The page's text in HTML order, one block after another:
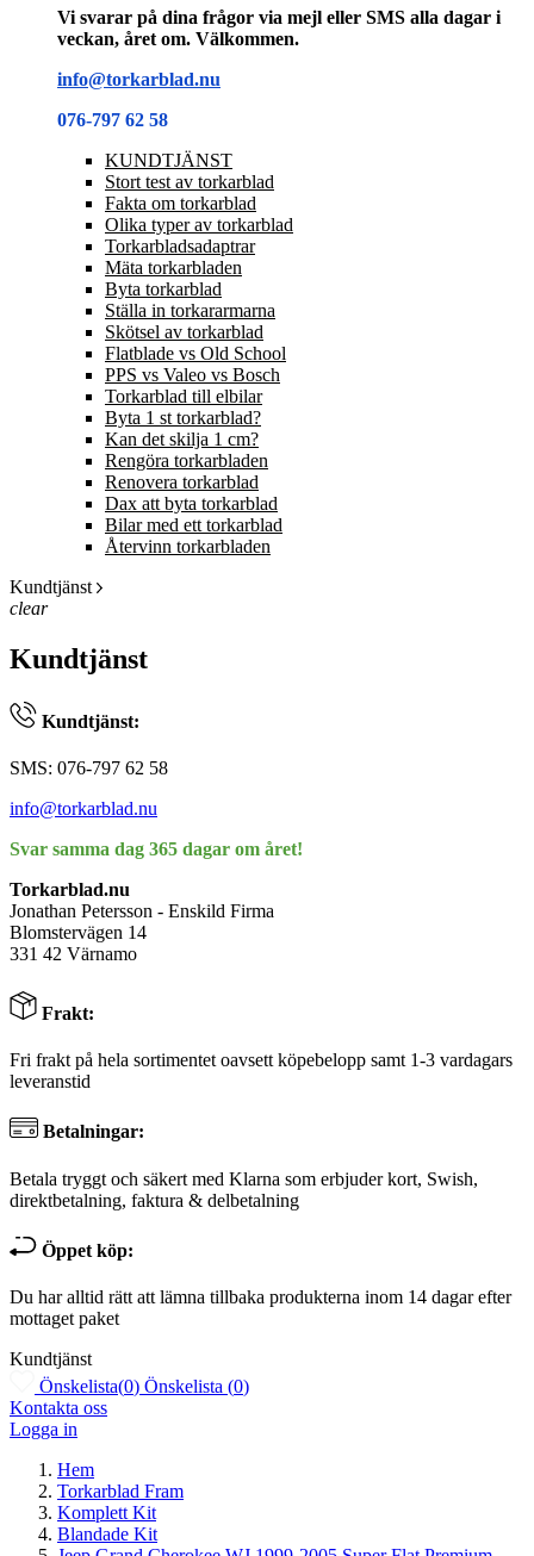
Vi svarar på dina frågor via mejl eller SMS alla dagar i
veckan, året om. Välkommen.
info@torkarblad.nu
076-797 62 58
KUNDTJÄNST
Stort test av torkarblad
Fakta om torkarblad
Olika typer av torkarblad
Torkarbladsadaptrar
Mäta torkarbladen
Byta torkarblad
Ställa in torkararmarna
Skötsel av torkarblad
Flatblade vs Old School
PPS vs Valeo vs Bosch
Torkarblad till elbilar
Byta 1 st torkarblad?
Kan det skilja 1 cm?
Rengöra torkarbladen
Renovera torkarblad
Dax att byta torkarblad
Bilar med ett torkarblad
Återvinn torkarbladen
Kundtjänst
clear
Kundtjänst
Kundtjänst:
SMS: 076-797 62 58
info@torkarblad.nu
Svar samma dag 365 dagar om året!
Torkarblad.nu
Jonathan Petersson - Enskild Firma
Blomstervägen 14
331 42 Värnamo
Frakt:
Fri frakt på hela sortimentet oavsett köpebelopp samt 1-3 vardagars
leveranstid
Betalningar:
Betala tryggt och säkert med Klarna som erbjuder kort, Swish,
direktbetalning, faktura & delbetalning
Öppet köp:
Du har alltid rätt att lämna tillbaka produkterna inom 14 dagar efter
mottaget paket
Kundtjänst
Önskelista(0) Önskelista (0)
Kontakta oss
Logga in
Hem
Torkarblad Fram
Komplett Kit
Blandade Kit